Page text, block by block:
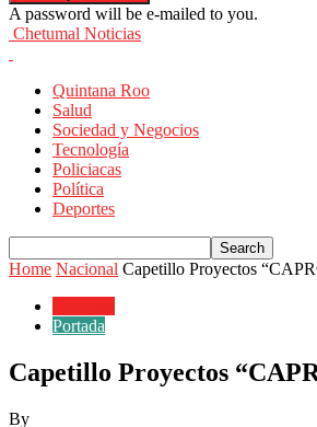
A password will be e-mailed to you.
Chetumal Noticias
Quintana Roo
Salud
Sociedad y Negocios
Tecnología
Policiacas
Política
Deportes
Home Nacional Capetillo Proyectos
Portada
Capetillo Proyectos
By